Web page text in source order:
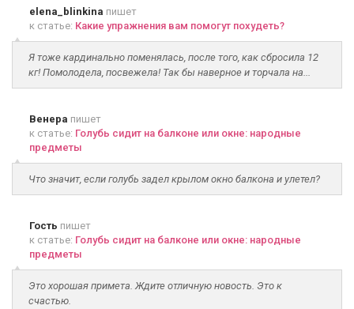
elena_blinkina пишет
к статье: Какие упражнения вам помогут похудеть?
Я тоже кардинально поменялась, после того, как сбросила 12
кг! Помолодела, посвежела! Так бы наверное и торчала на...
Венера пишет
к статье: Голубь сидит на балконе или окне: народные
предметы
Что значит, если голубь задел крылом окно балкона и улетел?
Гость пишет
к статье: Голубь сидит на балконе или окне: народные
предметы
Это хорошая примета. Ждите отличную новость. Это к
счастью.